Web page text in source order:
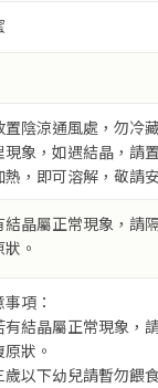
置陰涼通風處，勿冷
現象，如遇結晶，請
熱，即可溶解，敬請
結晶屬正常現象，請
。
項：
有結晶屬正常現象，
狀。
歲以下幼兒請暫勿餵